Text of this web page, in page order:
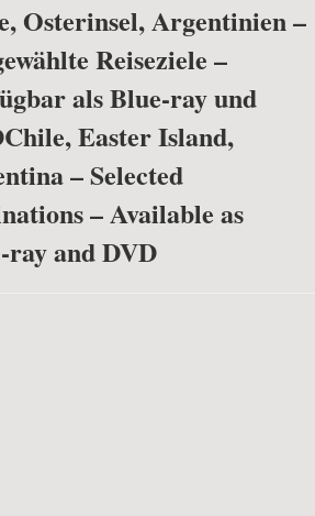
Osterinsel, Argentinien –
Reiseziele –
als Blue-ray und
Chile, Easter Island,
– Selected
– Available as
ray and DVD